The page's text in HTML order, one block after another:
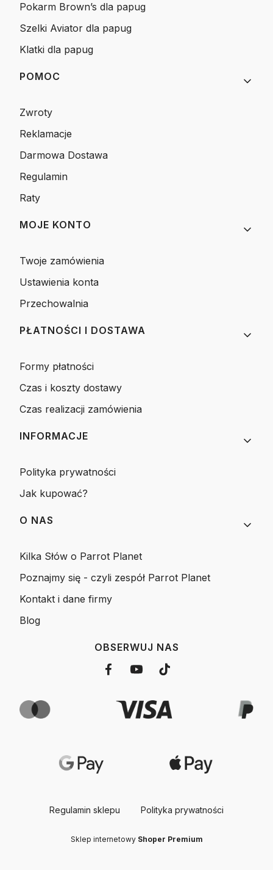
Pokarm Brown’s dla papug
Szelki Aviator dla papug
Klatki dla papug
POMOC
Zwroty
Reklamacje
Darmowa Dostawa
Regulamin
Raty
MOJE KONTO
Twoje zamówienia
Ustawienia konta
Przechowalnia
PŁATNOŚCI I DOSTAWA
Formy płatności
Czas i koszty dostawy
Czas realizacji zamówienia
INFORMACJE
Polityka prywatności
Jak kupować?
O NAS
Kilka Słów o Parrot Planet
Poznajmy się - czyli zespół Parrot Planet
Kontakt i dane firmy
Blog
OBSERWUJ NAS
Regulamin sklepu Polityka prywatności
Sklep internetowy Shoper Premium